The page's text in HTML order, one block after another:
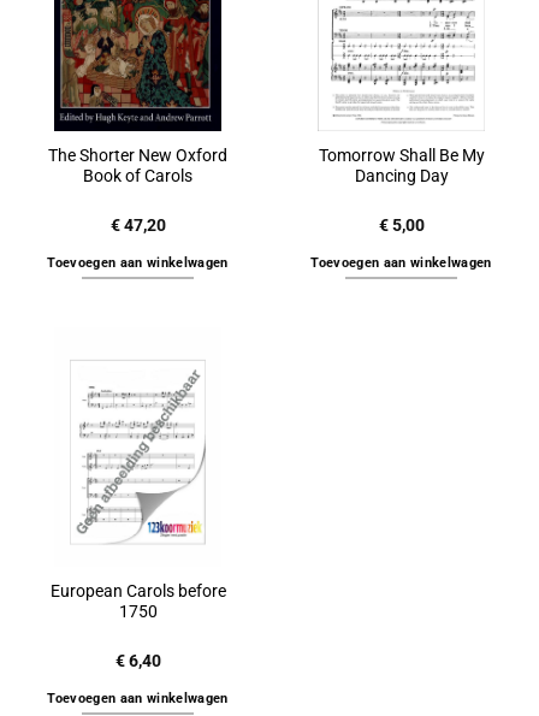
The Shorter New Oxford
Book of Carols
€47,20
Toevoegen aan winkelwagen
Tomorrow Shall Be My
Dancing Day
€5,00
Toevoegen aan winkelwagen
European Carols before
1750
€6,40
Toevoegen aan winkelwagen